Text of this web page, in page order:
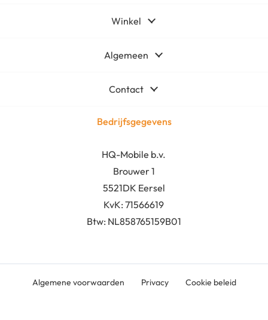
Winkel
Algemeen
Contact
Bedrijfsgegevens
HQ-Mobile b.v.
Brouwer 1
5521DK Eersel
KvK:71566619
Btw: NL858765159B01
Algemene voorwaarden Privacy Cookie beleid